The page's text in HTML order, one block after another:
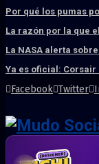
Por qué los pumas
La razón por la que
La NASA alerta
Ya es oficial:
Facebook Twitter